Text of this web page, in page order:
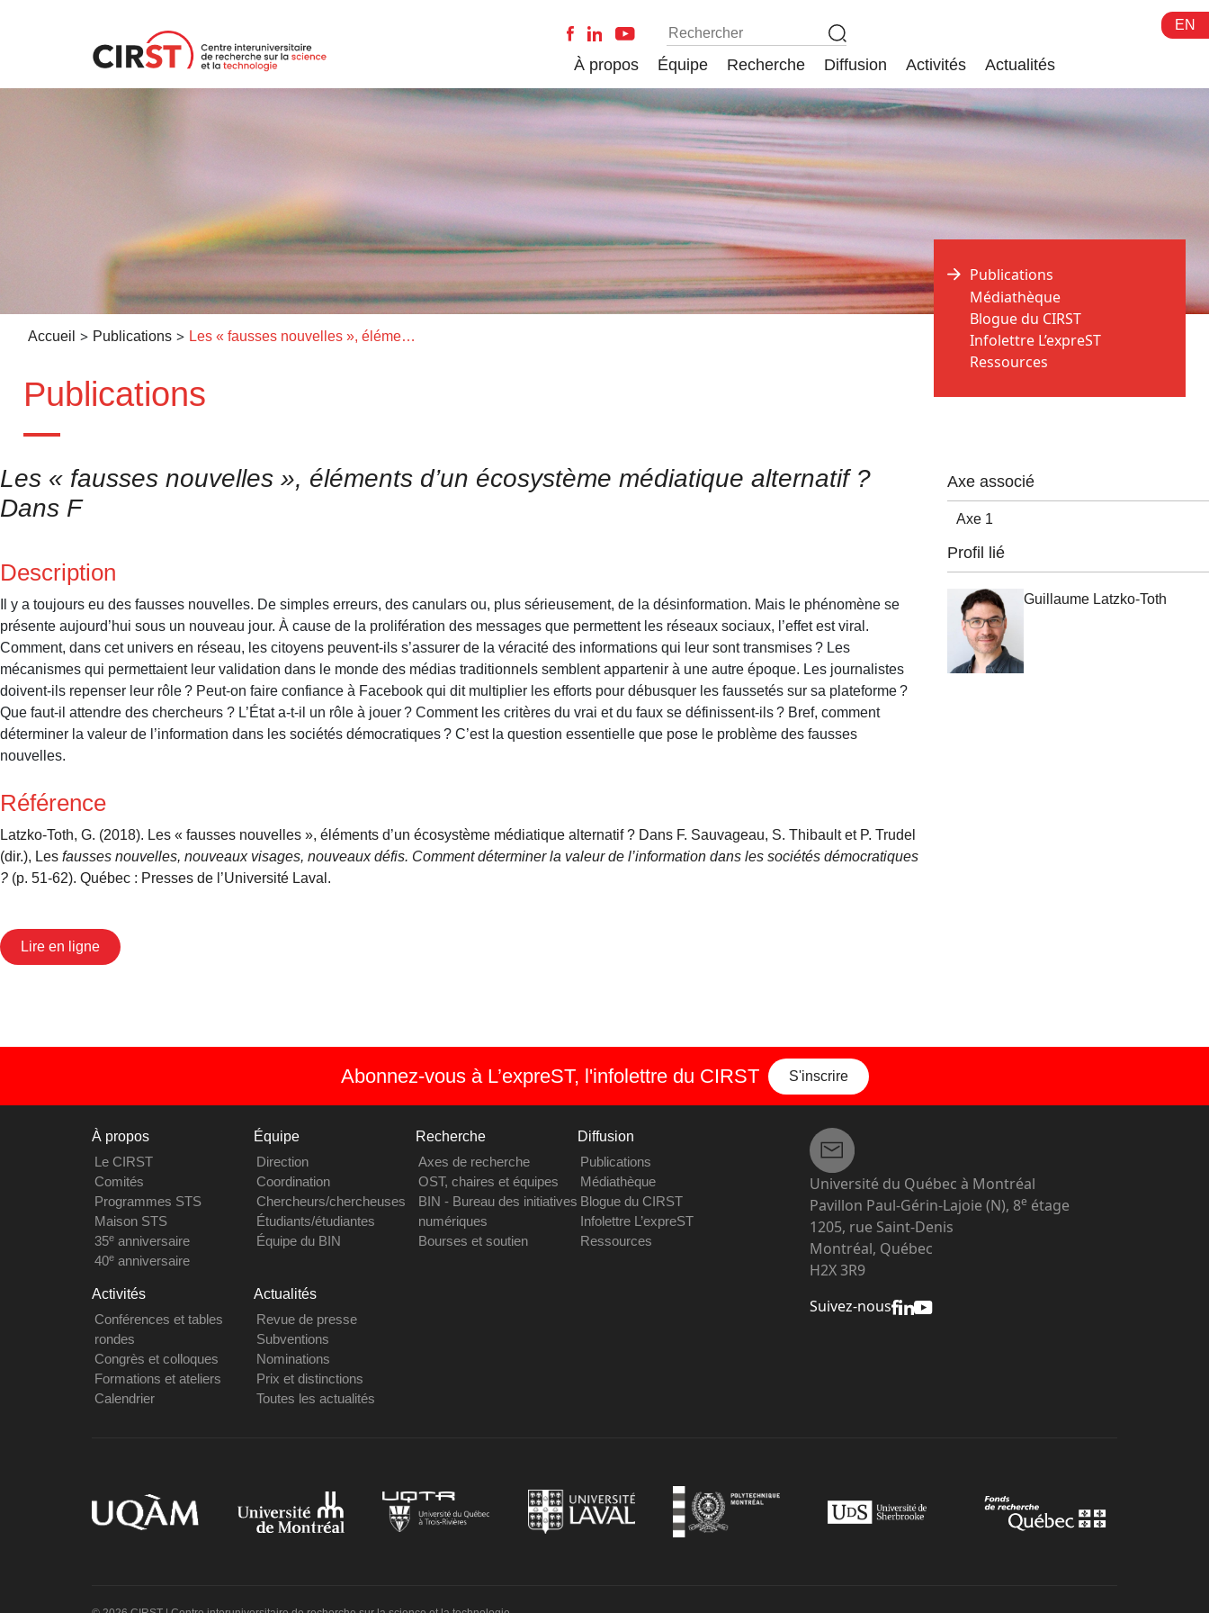
EN
À propos Équipe Recherche Diffusion Activités Actualités
Accueil > Publications > Les « fausses nouvelles », éléments d’un écosystème médiatique alternatif ? Dans F
Publications
Publications
Médiathèque
Blogue du CIRST
Infolettre L’expreST
Ressources
Les « fausses nouvelles », éléments d’un écosystème médiatique alternatif ?
Dans F
Description
Il y a toujours eu des fausses nouvelles. De simples erreurs, des canulars ou, plus sérieusement, de la désinformation. Mais le phénomène se
présente aujourd’hui sous un nouveau jour. À cause de la prolifération des messages que permettent les réseaux sociaux, l’effet est viral.
Comment, dans cet univers en réseau, les citoyens peuvent-ils s’assurer de la véracité des informations qui leur sont transmises ? Les
mécanismes qui permettaient leur validation dans le monde des médias traditionnels semblent appartenir à une autre époque. Les journalistes
doivent-ils repenser leur rôle ? Peut-on faire confiance à Facebook qui dit multiplier les efforts pour débusquer les faussetés sur sa plateforme ?
Que faut-il attendre des chercheurs ? L’État a-t-il un rôle à jouer ? Comment les critères du vrai et du faux se définissent-ils ? Bref, comment
déterminer la valeur de l’information dans les sociétés démocratiques ? C’est la question essentielle que pose le problème des fausses
nouvelles.
Référence
Latzko-Toth, G. (2018). Les « fausses nouvelles », éléments d’un écosystème médiatique alternatif ? Dans F. Sauvageau, S. Thibault et P. Trudel
(dir.), Les fausses nouvelles, nouveaux visages, nouveaux défis. Comment déterminer la valeur de l’information dans les sociétés démocratiques
? (p. 51-62). Québec : Presses de l’Université Laval.
Axe associé
Axe 1
Profil lié
Guillaume Latzko-Toth
Lire en ligne
Abonnez-vous à L’expreST, l'infolettre du CIRST S'inscrire
À propos
Le CIRST
Comités
Programmes STS
Maison STS
35eanniversaire
40eanniversaire
Équipe
Direction
Coordination
Chercheurs/chercheuses
Étudiants/étudiantes
Équipe du BIN
Recherche
Axes de recherche
OST, chaires et équipes
BIN - Bureau des initiatives
numériques
Bourses et soutien
Diffusion
Publications
Médiathèque
Blogue du CIRST
Infolettre L’expreST
Ressources
Activités
Conférences et tables
rondes
Congrès et colloques
Formations et ateliers
Calendrier
Actualités
Revue de presse
Subventions
Nominations
Prix et distinctions
Toutes les actualités
Université du Québec à Montréal
Pavillon Paul-Gérin-Lajoie (N), 8e étage
1205, rue Saint-Denis
Montréal, Québec
H2X 3R9
Suivez-nous